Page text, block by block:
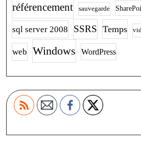
référencement sauvegarde
sql server 2008 SSRS Temps
web Windows WordPress